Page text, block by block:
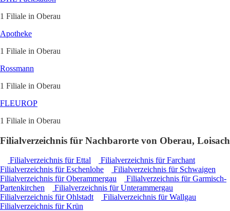
1 Filiale in Oberau
Apotheke
1 Filiale in Oberau
Rossmann
1 Filiale in Oberau
FLEUROP
1 Filiale in Oberau
Filialverzeichnis für Nachbarorte von Oberau, Loisach
Filialverzeichnis für Ettal
Filialverzeichnis für Farchant
Filialverzeichnis für Eschenlohe
Filialverzeichnis für Schwaigen
Filialverzeichnis für Oberammergau
Filialverzeichnis für Garmisch-
Partenkirchen
Filialverzeichnis für Unterammergau
Filialverzeichnis für Ohlstadt
Filialverzeichnis für Wallgau
Filialverzeichnis für Krün